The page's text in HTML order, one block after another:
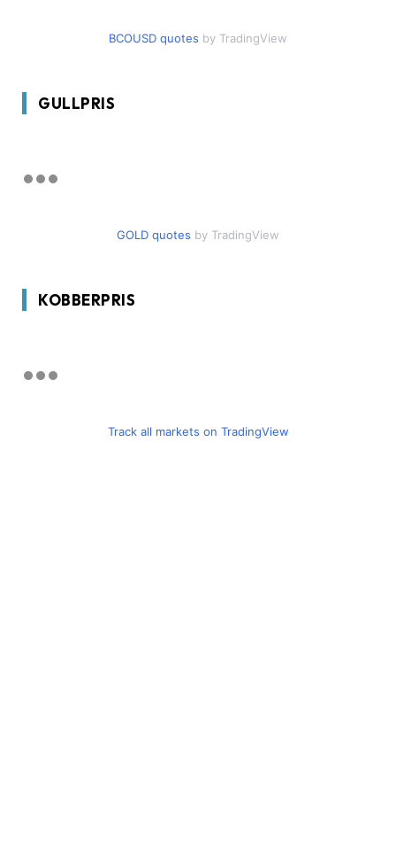
BCOUSD quotes by TradingView
GULLPRIS
GOLD quotes by TradingView
KOBBERPRIS
Track all markets on TradingView